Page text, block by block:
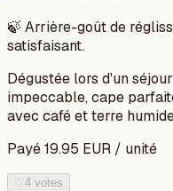
🍃 Arrière-goût de
satisfaisant.
Dégustée lors d'un
impeccable, cape
avec café et terre
Payé19.95 EUR / unité
♡4 votes